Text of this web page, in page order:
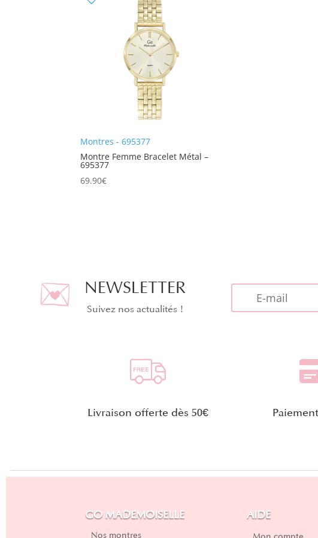
Montres - 695377
Montre Femme Bracelet Métal –
695377
69.90€
NEWSLETTER
Suivez nos actualités !
Livraison offerte dès 50€
GO MADEMOISELLE
Nos montres
AIDE